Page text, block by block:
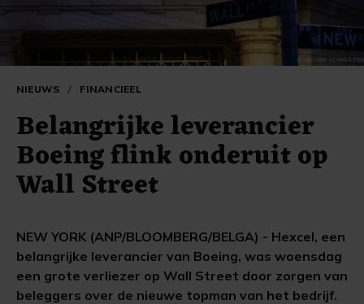
NIEUWS / FINANCIEEL
Belangrijke leverancier
Boeing flink onderuit op
Wall Street
NEW YORK (ANP/BLOOMBERG/BELGA) - Hexcel, een
belangrijke leverancier van Boeing, was woensdag
een grote verliezer op Wall Street door zorgen van
beleggers over de nieuwe topman van het bedrijf.